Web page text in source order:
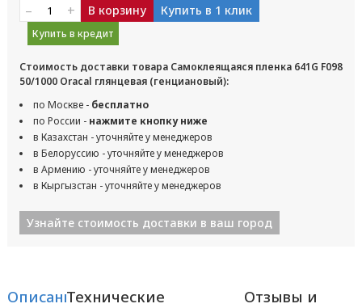
– + В корзину Купить в 1 клик
Купить в кредит
Стоимость доставки товара Самоклеящаяся пленка 641G F098
50/1000 Oracal глянцевая (генциановый):
по Москве - бесплатно
по России - нажмите кнопку ниже
в Казахстан - уточняйте у менеджеров
в Белоруссию - уточняйте у менеджеров
в Армению - уточняйте у менеджеров
в Кыргызстан - уточняйте у менеджеров
Узнайте стоимость доставки в ваш город
ОписаниеТехнические
Отзывы и